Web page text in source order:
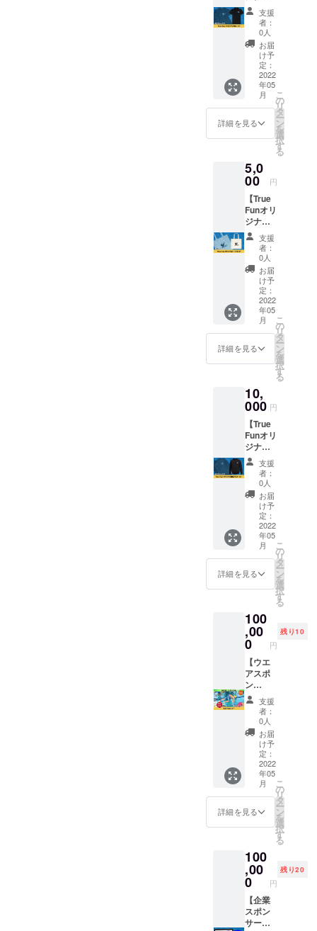
するお
名前を
必ずご
記入く
ださ
い。 ※
ニック
ネーム
での参
加もで
きま
2022年
5月から
1年間で
す。
してお
りま
す。 ※
送料込
みのお
値段で
す。 ※
画像は
イメー
ジで
す。
ポロ
シャ
ツ】 刺
繍入り
True
Funオリ
ジナル
ポロ
シャツ
（黒）
を1枚お
届けし
ます。
はS・
M・L・
XLより
お選び
くださ
い。 ※
送料込
みのお
値段で
す。
支援
者：
0人
お届
け予
定：
2022
年05
月
詳細を見る
こ
の
リ
タ
ー
ン
を
選
択
す
る
5,0
00 円
【True
Funオリ
ジナル
トート
バッ
グ】
True
Funオリ
ジナル
トート
バッグ
を1枚お
届けし
ます。
100%ナ
チュラ
トン製
で
35.6×35
.6×7.6c
mの
トート
バッグ
で、黒
を予定
してお
りま
す。 ※
送料込
みのお
値段で
す。 ※
画像は
支援
者：
0人
お届
け予
定：
2022
年05
月
詳細を見る
こ
の
リ
タ
ー
ン
を
選
択
す
る
10,
000 円
【True
Funオリ
ジナル
刺繡入
りパー
カー】
True
Funオリ
ジナル
刺繡入
りパー
カー
（黒）
を1枚お
届けし
ます。
はS・
M・L・
XLより
お選び
くださ
い。 ※
送料込
みのお
値段で
す。
支援
者：
0人
お届
け予
定：
2022
年05
月
詳細を見る
こ
の
リ
タ
ー
ン
を
選
択
す
る
100
,00
0 円
残り10
【ウエ
アスポ
ン
サー】
スイ
マーコ
ミュニ
ティ
「TRUE
FUN」
の企業
スポン
サーに
なれる
権利で
す。 ス
コミュ
ニティ
「TRUE
FUN」
の練習
着に企
業スポ
支援
者：
0人
お届
け予
定：
2022
年05
月
詳細を見る
こ
の
リ
タ
ー
ン
を
選
択
す
る
100
,00
0 円
残り20
【企業
スポン
サー】